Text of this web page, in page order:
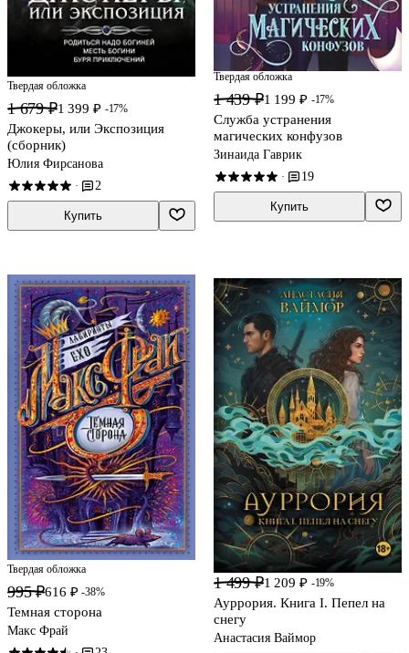
Твердая обложка
1 679 ₽1 399 ₽ -17%
Джокеры, или Экспозиция
(сборник)
Юлия Фирсанова
· 2
Купить
Твердая обложка
1 439 ₽1 199 ₽ -17%
Служба устранения
магических конфузов
Зинаида Гаврик
· 19
Купить
Твердая обложка
995 ₽616 ₽ -38%
Темная сторона
Макс Фрай
1 499 ₽1 209 ₽ -19%
Ауррория. Книга I. Пепел на
снегу
Анастасия Ваймор